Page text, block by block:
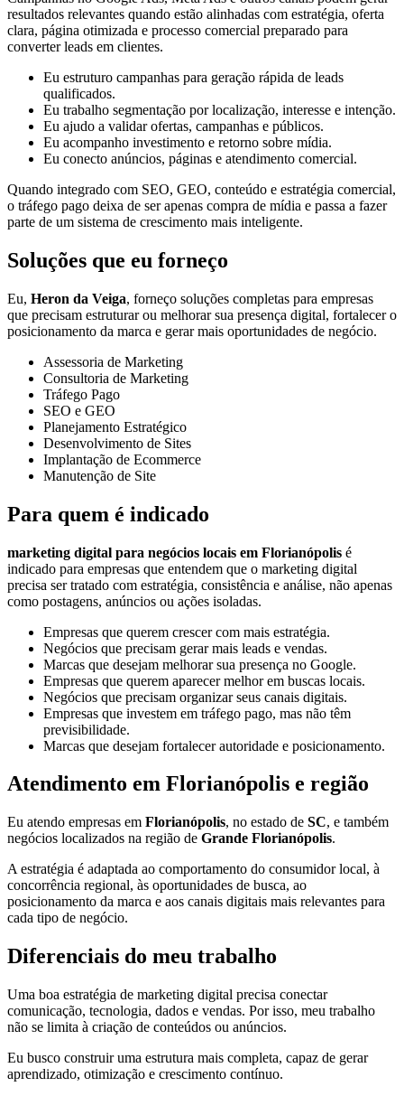
resultados relevantes quando estão alinhadas com estratégia, oferta
clara, página otimizada e processo comercial preparado para
converter leads em clientes.
Eu estruturo campanhas para geração rápida de leads
qualificados.
Eu trabalho segmentação por localização, interesse e intenção.
Eu ajudo a validar ofertas, campanhas e públicos.
Eu acompanho investimento e retorno sobre mídia.
Eu conecto anúncios, páginas e atendimento comercial.
Quando integrado com SEO, GEO, conteúdo e estratégia comercial,
o tráfego pago deixa de ser apenas compra de mídia e passa a fazer
parte de um sistema de crescimento mais inteligente.
Soluções que eu forneço
Eu, Heron da Veiga, forneço soluções completas para empresas
que precisam estruturar ou melhorar sua presença digital, fortalecer o
posicionamento da marca e gerar mais oportunidades de negócio.
Assessoria de Marketing
Consultoria de Marketing
Tráfego Pago
SEO e GEO
Planejamento Estratégico
Desenvolvimento de Sites
Implantação de Ecommerce
Manutenção de Site
Para quem é indicado
marketing digital para negócios locais em Florianópolis é
indicado para empresas que entendem que o marketing digital
precisa ser tratado com estratégia, consistência e análise, não apenas
como postagens, anúncios ou ações isoladas.
Empresas que querem crescer com mais estratégia.
Negócios que precisam gerar mais leads e vendas.
Marcas que desejam melhorar sua presença no Google.
Empresas que querem aparecer melhor em buscas locais.
Negócios que precisam organizar seus canais digitais.
Empresas que investem em tráfego pago, mas não têm
previsibilidade.
Marcas que desejam fortalecer autoridade e posicionamento.
Atendimento em Florianópolis e região
Eu atendo empresas em Florianópolis, no estado de SC, e também
negócios localizados na região de Grande Florianópolis.
A estratégia é adaptada ao comportamento do consumidor local, à
concorrência regional, às oportunidades de busca, ao
posicionamento da marca e aos canais digitais mais relevantes para
cada tipo de negócio.
Diferenciais do meu trabalho
Uma boa estratégia de marketing digital precisa conectar
comunicação, tecnologia, dados e vendas. Por isso, meu trabalho
não se limita à criação de conteúdos ou anúncios.
Eu busco construir uma estrutura mais completa, capaz de gerar
aprendizado, otimização e crescimento contínuo.